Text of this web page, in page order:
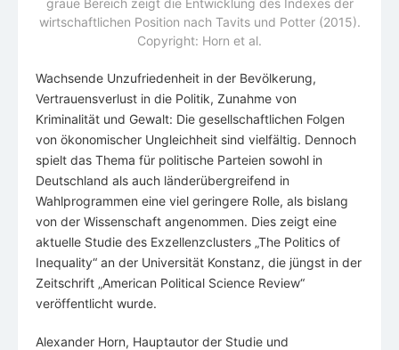
graue Bereich zeigt die Entwicklung des Indexes der
wirtschaftlichen Position nach Tavits und Potter (2015).
Copyright: Horn et al.
Wachsende Unzufriedenheit in der Bevölkerung,
Vertrauensverlust in die Politik, Zunahme von
Kriminalität und Gewalt: Die gesellschaftlichen Folgen
von ökonomischer Ungleichheit sind vielfältig. Dennoch
spielt das Thema für politische Parteien sowohl in
Deutschland als auch länderübergreifend in
Wahlprogrammen eine viel geringere Rolle, als bislang
von der Wissenschaft angenommen. Dies zeigt eine
aktuelle Studie des Exzellenzclusters „The Politics of
Inequality“ an der Universität Konstanz, die jüngst in der
Zeitschrift „American Political Science Review“
veröffentlicht wurde.
Alexander Horn, Hauptautor der Studie und